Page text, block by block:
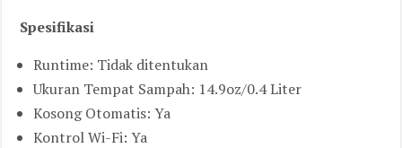
Spesifikasi
Runtime: Tidak ditentukan
Ukuran Tempat Sampah: 14.9oz/0.4 Liter
Kosong Otomatis: Ya
Kontrol Wi-Fi: Ya